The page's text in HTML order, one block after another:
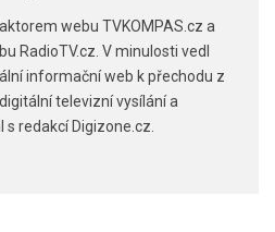
webu TVKOMPAS.cz a
RadioTV.cz. V minulosti vedl
informační web k přechodu z
televizní vysílání a
s redakcí Digizone.cz.